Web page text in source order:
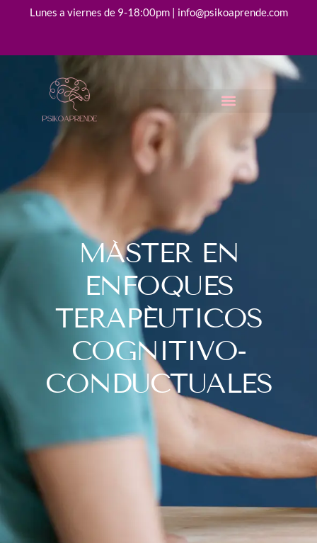
Lunes a viernes de 9-18:00pm | info@psikoaprende.com
MÁSTER EN
ENFOQUES
TERAPÉUTICOS
COGNITIVO-
CONDUCTUALES